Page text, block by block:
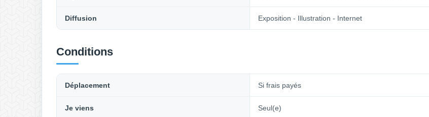
Diffusion Exposition - Illustration - Internet
Conditions
Déplacement Si frais payés
Je viens Seul(e)